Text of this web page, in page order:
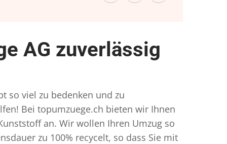
AG zuverlässig
so viel zu bedenken und zu
Bei topumzuege.ch bieten wir Ihnen
an. Wir wollen Ihren Umzug so
zu 100% recycelt, so dass Sie mit